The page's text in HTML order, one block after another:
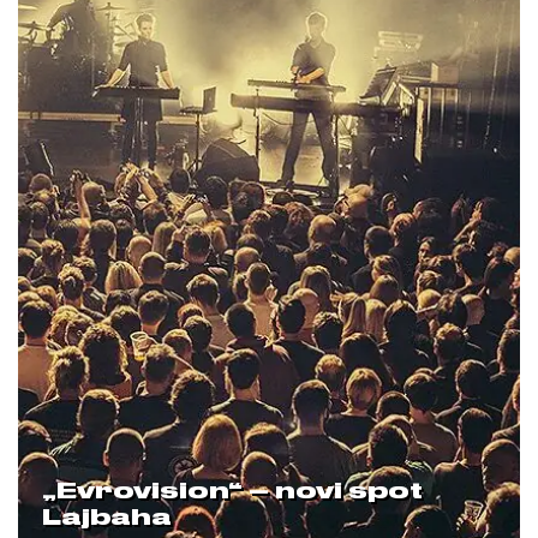
„Evrovision“ – novi spot
Lajbaha